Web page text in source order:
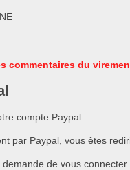
commentaires du
compte Paypal :
par Paypal, vous êtes
de vous